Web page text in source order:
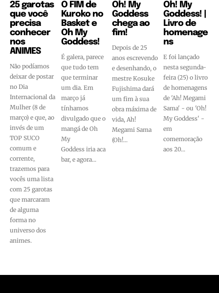
25 garotas
que você
precisa
conhecer
nos
ANIMES
Não podíamos
deixar de postar
no Dia
Internacional da
Mulher (8 de
março) e que, ao
invés de um
TOP SUCO
comum e
corrente,
trazemos para
vocês uma lista
com 25 garotas
que marcaram
de alguma
forma no
universo dos
animes.
O FIM de
Kuroko no
Basket e
Oh My
Goddess!
É galera, parece
que tudo tem
que terminar
um dia. Em
março já
tínhamos
divulgado que o
mangá de Oh
My
Goddess iria aca
bar, e agora...
Oh! My
Goddess
chega ao
fim!
Depois de 25
anos escrevendo
e desenhando, o
mestre Kosuke
Fujishima dará
um fim à sua
obra máxima de
vida, Ah!
Megami Sama
(Oh!...
Oh! My
Goddess! |
Livro de
homenage
ns
E foi lançado
nesta segunda-
feira (25) o livro
de homenagens
de 'Ah! Megami
Sama' - ou 'Oh!
My Goddess' -
em
comemoração
aos 20...